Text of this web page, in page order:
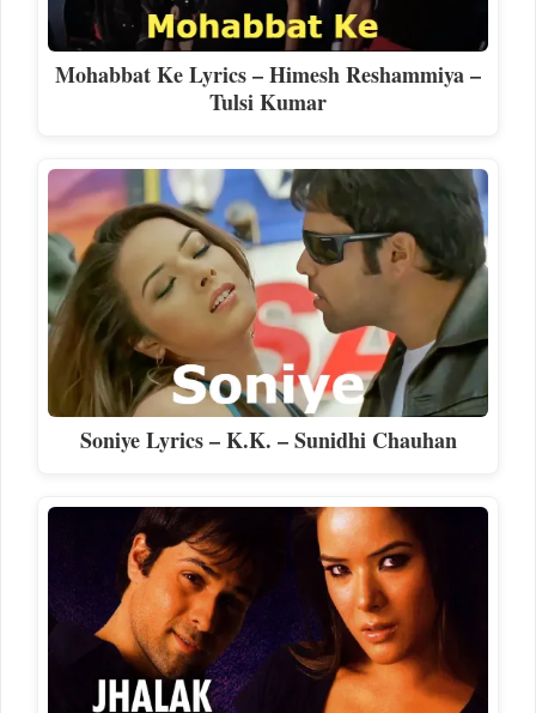
Mohabbat Ke Lyrics – Himesh Reshammiya –
Tulsi Kumar
Soniye Lyrics – K.K. – Sunidhi Chauhan